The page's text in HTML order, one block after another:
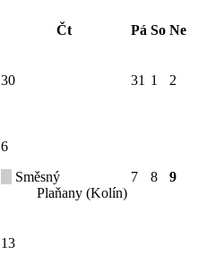
Čt Pá So Ne
30 31 1 2
6
Směsný
Plaňany (Kolín)
7 8 9
13